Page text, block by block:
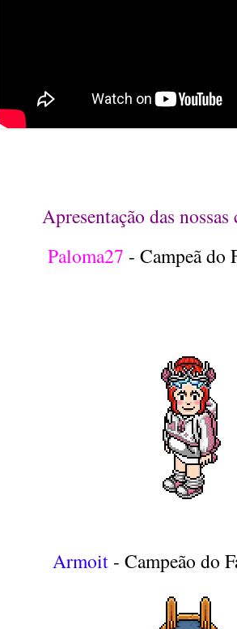
Apresentação das
Paloma27 - Campeã do
Armoit - Campeão do